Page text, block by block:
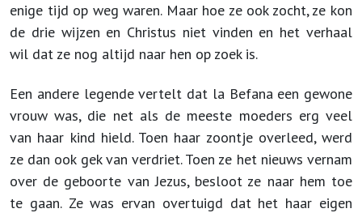
enige tijd op weg waren. Maar hoe ze ook zocht, ze kon
de drie wijzen en Christus niet vinden en het verhaal
wil dat ze nog altijd naar hen op zoek is.
Een andere legende vertelt dat la Befana een gewone
vrouw was, die net als de meeste moeders erg veel
van haar kind hield. Toen haar zoontje overleed, werd
ze dan ook gek van verdriet. Toen ze het nieuws vernam
over de geboorte van Jezus, besloot ze naar hem toe
te gaan. Ze was ervan overtuigd dat het haar eigen